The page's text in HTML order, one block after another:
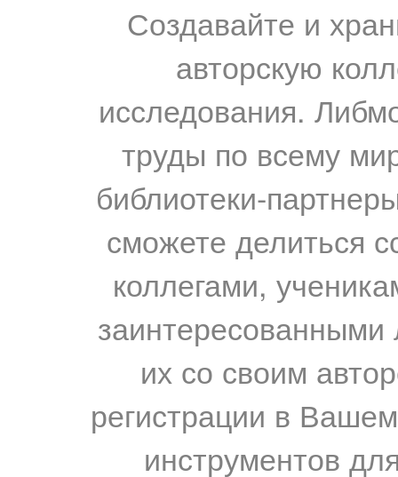
Создавайте и
авторскую
исследования.
труды по всему
библиотеки-
сможете делиться
коллегами,
их со своим
регистрации в
инструментов